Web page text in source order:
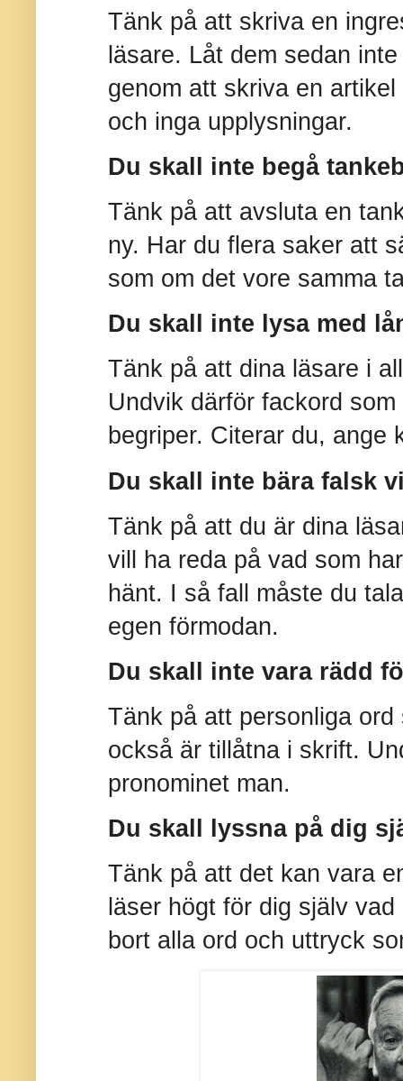
Tänk på att skriva en
läsare. Låt dem sedan
genom att skriva en
och inga upplysningar.
Du skall inte begå
Tänk på att avsluta en
ny. Har du flera saker att
som om det vore samma
Du skall inte lysa med
Tänk på att dina läsare i
Undvik därför fackord
begriper. Citerar du, ange
Du skall inte bära falsk
Tänk på att du är dina
vill ha reda på vad som
hänt. I så fall måste du
egen förmodan.
Du skall inte vara rädd
Tänk på att personliga
också är tillåtna i skrift.
pronominet man.
Du skall lyssna på dig
Tänk på att det kan vara
läser högt för dig själv
bort alla ord och uttryck